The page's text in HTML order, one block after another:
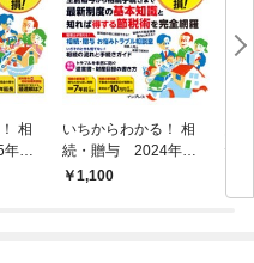
相
最
いちからわかる！ 相
続・贈与 2024年最
新版1,100
た
【